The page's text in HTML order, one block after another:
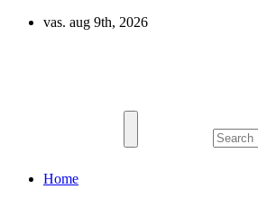
Skip
vas. aug 9th, 2026
Home